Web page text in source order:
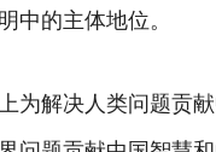
中的主体地位。
为解决人类问题贡